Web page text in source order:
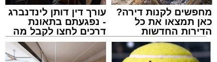
מחפשים לקנות דירה?
כאן תמצאו את כל
הדירות החדשות
למכירה באשדוד >>>
עורך דין דותן לינדנברג
- נפגעתם בתאונת
דרכים לחצו לקבל מה
שמגיע לכם